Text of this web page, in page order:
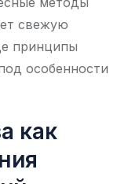
свежую
принципы
особенности
как